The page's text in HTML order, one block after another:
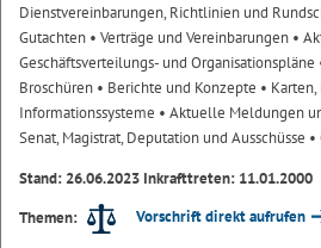
Dienstvereinbarungen, Richtlinien und
Gutachten • Verträge und Vereinbarungen •
Geschäftsverteilungs- und Organisationspläne
Broschüren • Berichte und Konzepte •
Informationssysteme • Aktuelle Meldungen
Senat, Magistrat, Deputation und Ausschüsse
Stand: 26.06.2023 Inkrafttreten: 11.01.2000
Themen:
Vorschrift direkt aufrufen